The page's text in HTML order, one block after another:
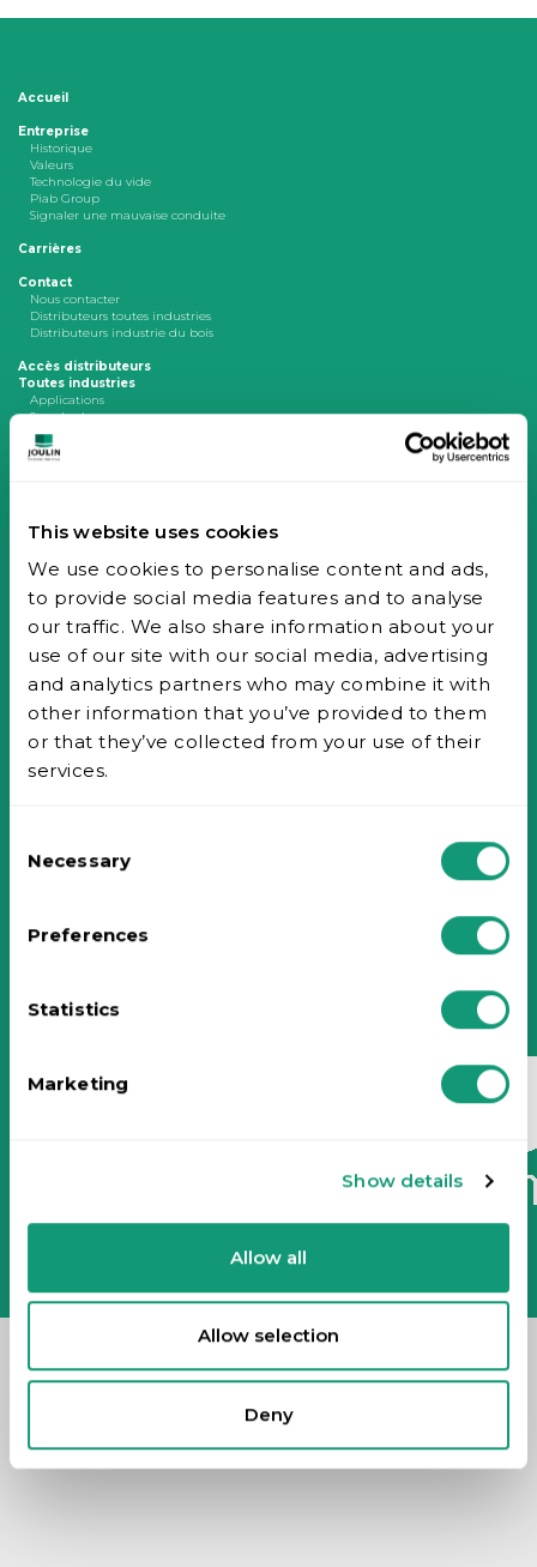
This website uses cookies
We use cookies to personalise content and ads,
to provide social media features and to analyse
our traffic. We also share information about your
use of our site with our social media, advertising
and analytics partners who may combine it with
other information that you’ve provided to them
or that they’ve collected from your use of their
services.
Selection
Necessary
Preferences
Statistics
Marketing
Show details
Allow all
Allow selection
Deny
Accueil
Entreprise
Historique
Valeurs
Technologie du vide
Piab Group
Signaler une mauvaise conduite
Carrières
Contact
Nous contacter
Distributeurs toutes industries
Distributeurs industrie du bois
Accès distributeurs
Toutes industries
Applications
Standard
Custom
Options
Standard
Options
EasyFoam
Innovation
Salon Virtuel
Brochures Toutes Industries
Fichiers CAD
Mousses et accessoires
Mousses
Joulin FRANCE
17 avenue des Grenots, F-91150 ETAMPES
2551 Hwy 70 SW, HICKORY - NC 28602
Déclaration de confidentialité
Plan du site